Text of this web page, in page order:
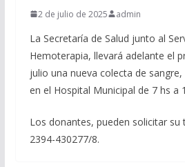
2 de julio de 2025 admin
La Secretaría de Salud junto al
Hemoterapia, llevará adelante el
julio una nueva colecta de
en el Hospital Municipal de 7 hs a
Los donantes, pueden solicitar
2394-430277/8.